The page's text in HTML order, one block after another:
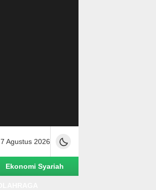
7 Agustus 2026
Ekonomi Syariah